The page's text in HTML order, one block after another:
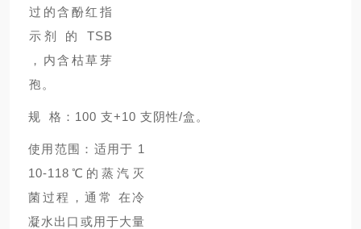
过的含酚红指
示剂 的 TSB
，内含枯草芽
孢。
规 格：100 支+10 支阴性/盒。
使用范围：适用于 1
10-118℃的蒸汽灭
菌过程，通常 在冷
凝水出口或用于大量